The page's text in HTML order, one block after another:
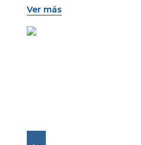
esfera plateada
cristal de zafiro
una hermeticidad de
Ver más